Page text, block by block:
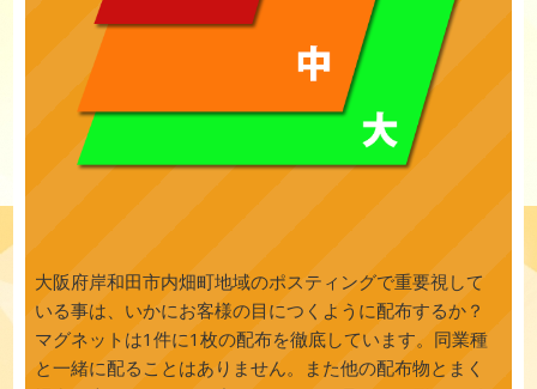
大阪府岸和田市内畑町地域のポスティングで重要視して
いる事は、いかにお客様の目につくように配布するか？
マグネットは1件に1枚の配布を徹底しています。同業種
と一緒に配ることはありません。また他の配布物とまく